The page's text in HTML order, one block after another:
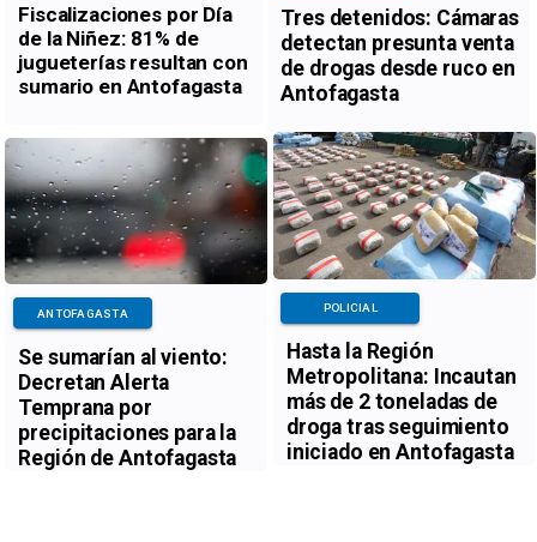
Fiscalizaciones por Día
de la Niñez: 81% de
jugueterías resultan con
sumario en Antofagasta
Tres detenidos: Cámaras
detectan presunta venta
de drogas desde ruco en
Antofagasta
Se sumarían al viento:
Decretan Alerta
Temprana por
precipitaciones para la
Región de Antofagasta
ANTOFAGASTA
Hasta la Región
Metropolitana: Incautan
más de 2 toneladas de
droga tras seguimiento
iniciado en Antofagasta
POLICIAL